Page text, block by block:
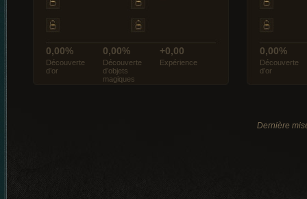
0,00%
Découverte
d’or
0,00%
Découverte
d’objets
magiques
+0,00
Expérience
0,00%
Découverte
d’or
Dernière